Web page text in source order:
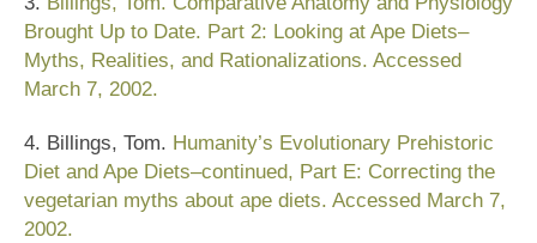
Brought Up to Date. Part 2: Looking at Ape Diets–
Myths, Realities, and Rationalizations. Accessed
March 7, 2002.
4. Billings, Tom. Humanity’s Evolutionary Prehistoric
Diet and Ape Diets–continued, Part E: Correcting the
vegetarian myths about ape diets. Accessed March 7,
2002.